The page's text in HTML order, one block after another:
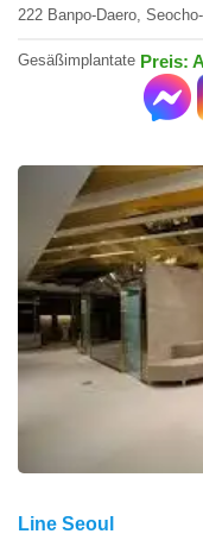
222 Banpo-Daero,
Gesäßimplantate Preis:
Line Seoul